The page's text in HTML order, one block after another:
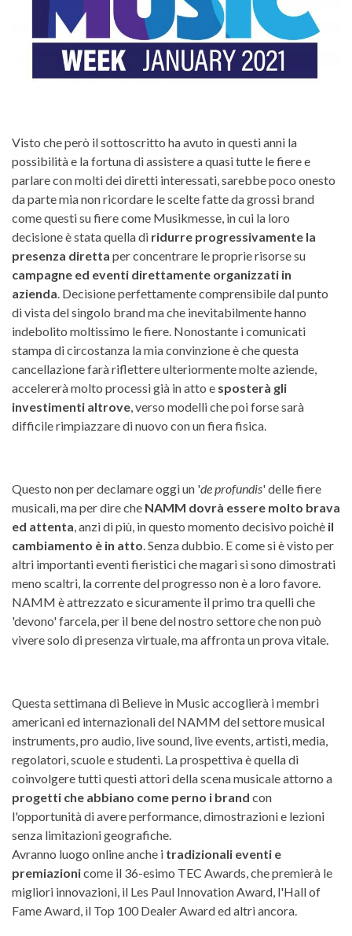
Visto che però il sottoscritto ha avuto in questi anni la
possibilità e la fortuna di assistere a quasi tutte le fiere e
parlare con molti dei diretti interessati, sarebbe poco onesto
da parte mia non ricordare le scelte fatte da grossi brand
come questi su fiere come Musikmesse, in cui la loro
decisione è stata quella di ridurre progressivamente la
presenza diretta per concentrare le proprie risorse su
campagne ed eventi direttamente organizzati in
azienda. Decisione perfettamente comprensibile dal punto
di vista del singolo brand ma che inevitabilmente hanno
indebolito moltissimo le fiere. Nonostante i comunicati
stampa di circostanza la mia convinzione è che questa
cancellazione farà riflettere ulteriormente molte aziende,
accelererà molto processi già in atto e sposterà gli
investimenti altrove, verso modelli che poi forse sarà
difficile rimpiazzare di nuovo con un fiera fisica.
Questo non per declamare oggi un 'de profundis' delle fiere
musicali, ma per dire che NAMM dovrà essere molto brava
ed attenta, anzi di più, in questo momento decisivo poichè il
cambiamento è in atto. Senza dubbio. E come si è visto per
altri importanti eventi fieristici che magari si sono dimostrati
meno scaltri, la corrente del progresso non è a loro favore.
NAMM è attrezzato e sicuramente il primo tra quelli che
'devono' farcela, per il bene del nostro settore che non può
vivere solo di presenza virtuale, ma affronta un prova vitale.
Questa settimana di Believe in Music accoglierà i membri
americani ed internazionali del NAMM del settore musical
instruments, pro audio, live sound, live events, artisti, media,
regolatori, scuole e studenti. La prospettiva è quella di
coinvolgere tutti questi attori della scena musicale attorno a
progetti che abbiano come perno i brand con
l'opportunità di avere performance, dimostrazioni e lezioni
senza limitazioni geografiche.
Avranno luogo online anche i tradizionali eventi e
premiazionicome il 36-esimo TEC Awards, che premierà le
migliori innovazioni, il Les Paul Innovation Award, l'Hall of
Fame Award, il Top 100 Dealer Award ed altri ancora.